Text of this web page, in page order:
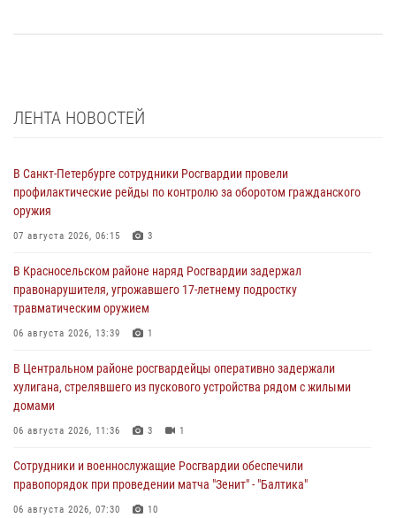
ЛЕНТА НОВОСТЕЙ
В Санкт-Петербурге сотрудники Росгвардии провели
профилактические рейды по контролю за оборотом гражданского
оружия
07 августа 2026, 06:15 3
В Красносельском районе наряд Росгвардии задержал
правонарушителя, угрожавшего 17-летнему подростку
травматическим оружием
06 августа 2026, 13:39 1
В Центральном районе росгвардейцы оперативно задержали
хулигана, стрелявшего из пускового устройства рядом с жилыми
домами
06 августа 2026, 11:36 3 1
Сотрудники и военнослужащие Росгвардии обеспечили
правопорядок при проведении матча "Зенит" - "Балтика"
06 августа 2026, 07:30 10